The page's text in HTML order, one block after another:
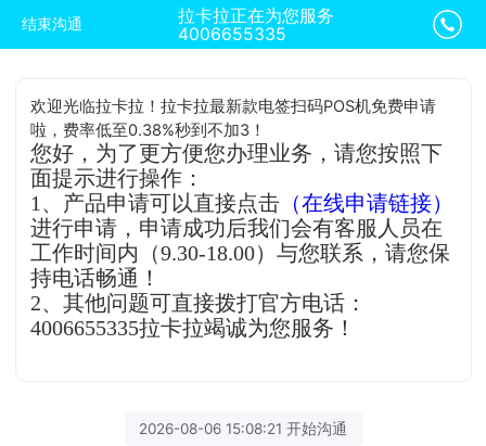
结束沟通
拉卡拉正在为您服务
4006655335
欢迎光临拉卡拉！拉卡拉最新款电签扫码POS机免费申请
啦，费率低至0.38%秒到不加3！
您好，为了更方便您办理业务，请您按照下
面提示进行操作：
1、产品申请可以直接点击 （在线申请链接）
进行申请，申请成功后我们会有客服人员在
工作时间内（9.30-18.00）与您联系，请您保
持电话畅通！
2、其他问题可直接拨打官方电话：
4006655335拉卡拉竭诚为您服务！
2026-08-06 15:08:21 开始沟通